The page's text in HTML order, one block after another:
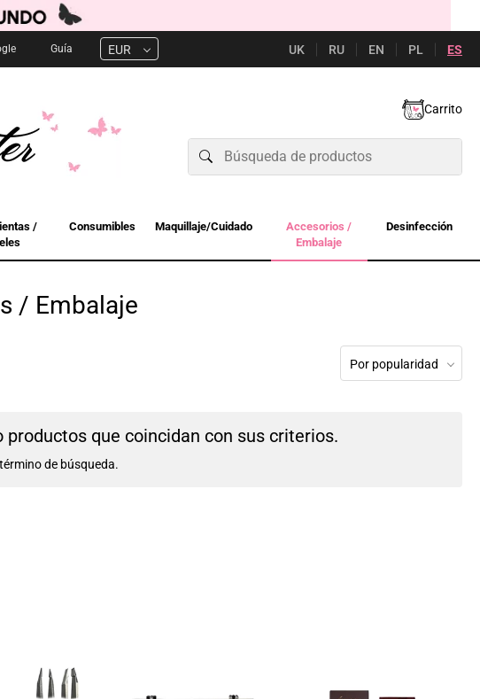
Guía EUR UK RU EN PL ES
Carrito
/
Consumibles Maquillaje/Cuidado
Accesorios /
Embalaje
Desinfección
/ Embalaje
Por popularidad
que coincidan con sus criterios.
de búsqueda.